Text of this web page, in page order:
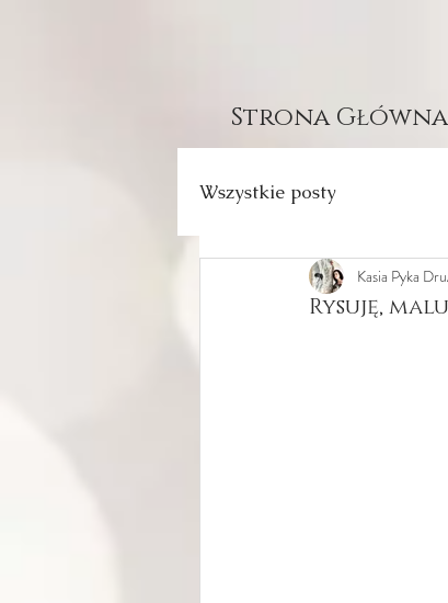
Strona Główna
Wszystkie posty
Rysuję,
Kasia Pyka